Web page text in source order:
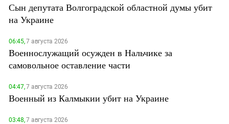
Сын депутата Волгоградской областной думы убит
на Украине
06:45,7 августа 2026
Военнослужащий осужден в Нальчике за
самовольное оставление части
04:47,7 августа 2026
Военный из Калмыкии убит на Украине
03:48,7 августа 2026